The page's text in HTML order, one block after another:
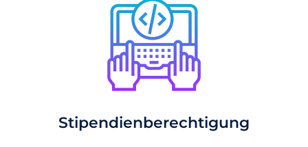
Stipendienberechtigung